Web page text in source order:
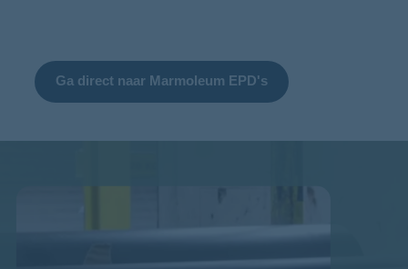
Ga direct naar Marmoleum EPD's